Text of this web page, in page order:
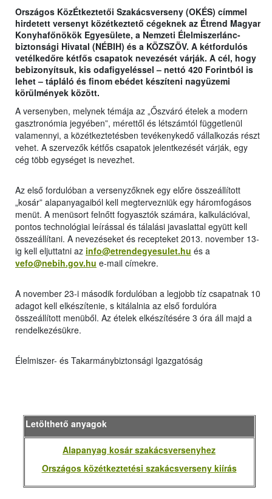
Országos KözÉtkeztetői Szakácsverseny (OKÉS) címmel
hirdetett versenyt közétkeztető cégeknek az Étrend Magyar
Konyhafőnökök Egyesülete, a Nemzeti Élelmiszerlánc-
biztonsági Hivatal (NÉBIH) és a KÖZSZÖV. A kétfordulós
vetélkedőre kétfős csapatok nevezését várják. A cél, hogy
bebizonyítsuk, kis odafigyeléssel – nettó 420 Forintból is
lehet – tápláló és finom ebédet készíteni nagyüzemi
körülmények között.
A versenyben, melynek témája az „Őszváró ételek a modern
gasztronómia jegyében”, mérettől és létszámtól függetlenül
valamennyi, a közétkeztetésben tevékenykedő vállalkozás részt
vehet. A szervezők kétfős csapatok jelentkezését várják, egy
cég több egységet is nevezhet.
Az első fordulóban a versenyzőknek egy előre összeállított
„kosár” alapanyagaiból kell megtervezniük egy háromfogásos
menüt. A menüsort felnőtt fogyasztók számára, kalkulációval,
pontos technológiai leírással és tálalási javaslattal együtt kell
összeállítani. A nevezéseket és recepteket 2013. november 13-
ig kell eljuttatni az info@etrendegyesulet.hu és a
vefo@nebih.gov.hu e-mail címekre.
A november 23-i második fordulóban a legjobb tíz csapatnak 10
adagot kell elkészítenie, s kitálalnia az első fordulóra
összeállított menüből. Az ételek elkészítésére 3 óra áll majd a
rendelkezésükre.
Élelmiszer- és Takarmánybiztonsági Igazgatóság
Letölthető anyagok
Alapanyag kosár szakácsversenyhez
Országos közétkeztetési szakácsverseny kiírás